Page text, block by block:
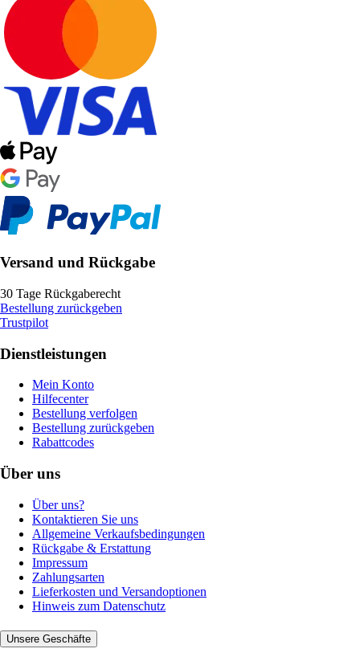
Versand und Rückgabe
30 Tage Rückgaberecht
Bestellung zurückgeben
Trustpilot
Dienstleistungen
Mein Konto
Hilfecenter
Bestellung verfolgen
Bestellung zurückgeben
Rabattcodes
Über uns
Über uns?
Kontaktieren Sie uns
Allgemeine Verkaufsbedingungen
Rückgabe & Erstattung
Impressum
Zahlungsarten
Lieferkosten und Versandoptionen
Hinweis zum Datenschutz
Unsere Geschäfte